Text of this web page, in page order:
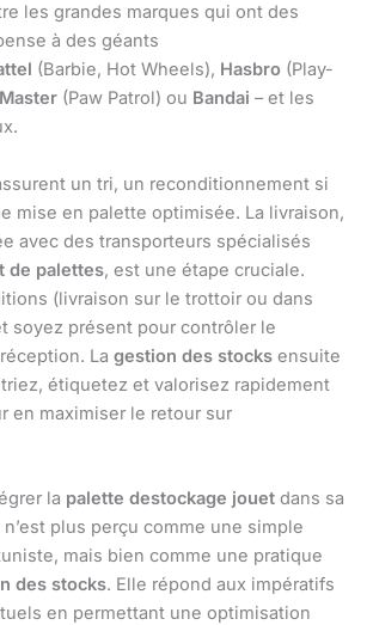
les grandes marques qui ont des
à des géants
(Barbie, Hot Wheels), Hasbro (Play-
(Paw Patrol) ou Bandai – et les
un tri, un reconditionnement si
mise en palette optimisée. La livraison,
avec des transporteurs spécialisés
de palettes, est une étape cruciale.
(livraison sur le trottoir ou dans
soyez présent pour contrôler le
La gestion des stocks ensuite
étiquetez et valorisez rapidement
en maximiser le retour sur
la palette destockage jouet dans sa
n’est plus perçu comme une simple
mais bien comme une pratique
des stocks. Elle répond aux impératifs
en permettant une optimisation